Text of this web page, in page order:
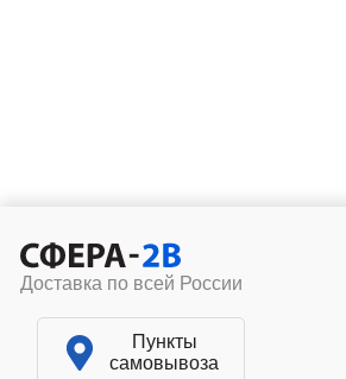
Доставка по всей России
Пункты
самовывоза